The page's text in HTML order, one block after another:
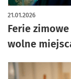
Ferie
wolne
21.01.2026